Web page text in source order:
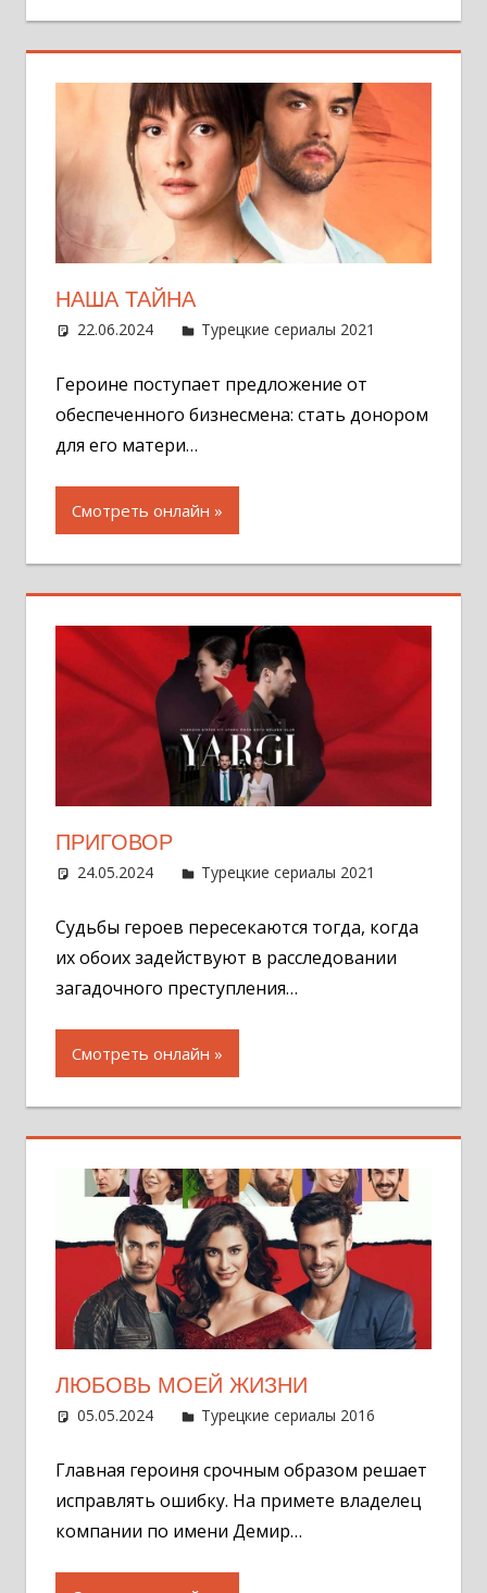
НАША ТАЙНА
22.06.2024 Администратор
Турецкие сериалы 2021
Героине поступает предложение от
обеспеченного бизнесмена: стать донором
для его матери…
Смотреть онлайн
ПРИГОВОР
24.05.2024 Администратор
Турецкие сериалы 2021
Судьбы героев пересекаются тогда, когда
их обоих задействуют в расследовании
загадочного преступления…
Смотреть онлайн
ЛЮБОВЬ МОЕЙ ЖИЗНИ
05.05.2024 Администратор
Турецкие сериалы 2016
Главная героиня срочным образом решает
исправлять ошибку. На примете владелец
компании по имени Демир…